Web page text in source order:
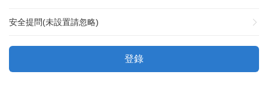
安全提問(未設置請忽略)
登錄